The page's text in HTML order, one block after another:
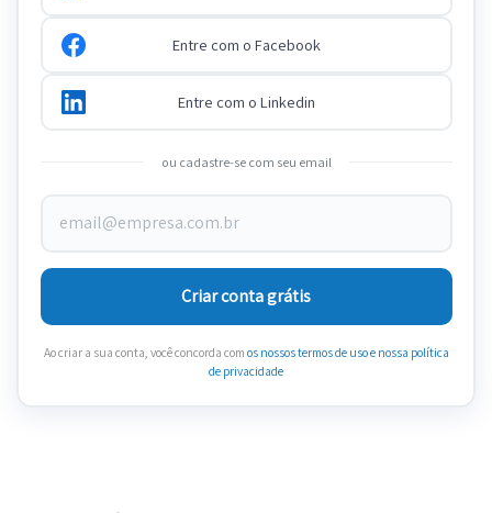
Entre com o Facebook
Entre com o Linkedin
ou cadastre-se com seu email
Criar conta grátis
Ao criar a sua conta, você concorda com os nossos termos de usoe nossa política
de privacidade